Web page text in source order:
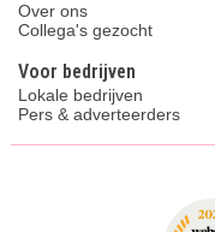
Over ons
Collega's gezocht
Voor bedrijven
Lokale bedrijven
Pers & adverteerders